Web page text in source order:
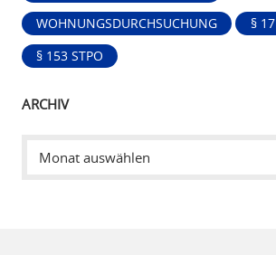
WOHNUNGSDURCHSUCHUNG §
§ 153 STPO
ARCHIV